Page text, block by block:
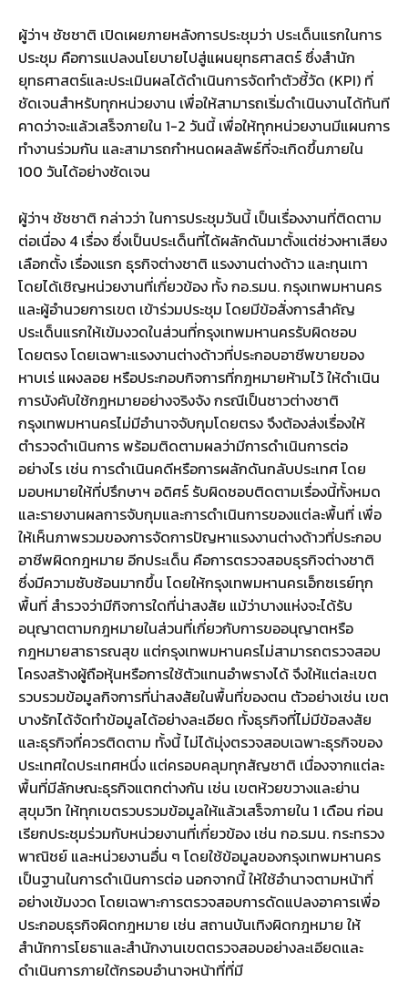
ผู้ว่าฯ ชัชชาติ เปิดเผยภายหลังการประชุมว่า ประเด็นแรกในการ
ประชุม คือการแปลงนโยบายไปสู่แผนยุทธศาสตร์ ซึ่งสำนัก
ยุทธศาสตร์และประเมินผลได้ดำเนินการจัดทำตัวชี้วัด (KPI) ที่
ชัดเจนสำหรับทุกหน่วยงาน เพื่อให้สามารถเริ่มดำเนินงานได้ทันที
คาดว่าจะแล้วเสร็จภายใน 1-2 วันนี้ เพื่อให้ทุกหน่วยงานมีแผนการ
ทำงานร่วมกัน และสามารถกำหนดผลลัพธ์ที่จะเกิดขึ้นภายใน
100 วันได้อย่างชัดเจน
ผู้ว่าฯ ชัชชาติ กล่าวว่า ในการประชุมวันนี้ เป็นเรื่องงานที่ติดตาม
ต่อเนื่อง 4 เรื่อง ซึ่งเป็นประเด็นที่ได้ผลักดันมาตั้งแต่ช่วงหาเสียง
เลือกตั้ง เรื่องแรก ธุรกิจต่างชาติ แรงงานต่างด้าว และทุนเทา
โดยได้เชิญหน่วยงานที่เกี่ยวข้อง ทั้ง กอ.รมน. กรุงเทพมหานคร
และผู้อำนวยการเขต เข้าร่วมประชุม โดยมีข้อสั่งการสำคัญ
ประเด็นแรกให้เข้มงวดในส่วนที่กรุงเทพมหานครรับผิดชอบ
โดยตรง โดยเฉพาะแรงงานต่างด้าวที่ประกอบอาชีพขายของ
หาบเร่ แผงลอย หรือประกอบกิจการที่กฎหมายห้ามไว้ ให้ดำเนิน
การบังคับใช้กฎหมายอย่างจริงจัง กรณีเป็นชาวต่างชาติ
กรุงเทพมหานครไม่มีอำนาจจับกุมโดยตรง จึงต้องส่งเรื่องให้
ตำรวจดำเนินการ พร้อมติดตามผลว่ามีการดำเนินการต่อ
อย่างไร เช่น การดำเนินคดีหรือการผลักดันกลับประเทศ โดย
มอบหมายให้ที่ปรึกษาฯ อดิศร์ รับผิดชอบติดตามเรื่องนี้ทั้งหมด
และรายงานผลการจับกุมและการดำเนินการของแต่ละพื้นที่ เพื่อ
ให้เห็นภาพรวมของการจัดการปัญหาแรงงานต่างด้าวที่ประกอบ
อาชีพผิดกฎหมาย อีกประเด็น คือการตรวจสอบธุรกิจต่างชาติ
ซึ่งมีความซับซ้อนมากขึ้น โดยให้กรุงเทพมหานครเอ็กซเรย์ทุก
พื้นที่ สำรวจว่ามีกิจการใดที่น่าสงสัย แม้ว่าบางแห่งจะได้รับ
อนุญาตตามกฎหมายในส่วนที่เกี่ยวกับการขออนุญาตหรือ
กฎหมายสาธารณสุข แต่กรุงเทพมหานครไม่สามารถตรวจสอบ
โครงสร้างผู้ถือหุ้นหรือการใช้ตัวแทนอำพรางได้ จึงให้แต่ละเขต
รวบรวมข้อมูลกิจการที่น่าสงสัยในพื้นที่ของตน ตัวอย่างเช่น เขต
บางรักได้จัดทำข้อมูลได้อย่างละเอียด ทั้งธุรกิจที่ไม่มีข้อสงสัย
และธุรกิจที่ควรติดตาม ทั้งนี้ ไม่ได้มุ่งตรวจสอบเฉพาะธุรกิจของ
ประเทศใดประเทศหนึ่ง แต่ครอบคลุมทุกสัญชาติ เนื่องจากแต่ละ
พื้นที่มีลักษณะธุรกิจแตกต่างกัน เช่น เขตห้วยขวางและย่าน
สุขุมวิท ให้ทุกเขตรวบรวมข้อมูลให้แล้วเสร็จภายใน 1 เดือน ก่อน
เรียกประชุมร่วมกับหน่วยงานที่เกี่ยวข้อง เช่น กอ.รมน. กระทรวง
พาณิชย์ และหน่วยงานอื่น ๆ โดยใช้ข้อมูลของกรุงเทพมหานคร
เป็นฐานในการดำเนินการต่อ นอกจากนี้ ให้ใช้อำนาจตามหน้าที่
อย่างเข้มงวด โดยเฉพาะการตรวจสอบการดัดแปลงอาคารเพื่อ
ประกอบธุรกิจผิดกฎหมาย เช่น สถานบันเทิงผิดกฎหมาย ให้
สำนักการโยธาและสำนักงานเขตตรวจสอบอย่างละเอียดและ
ดำเนินการภายใต้กรอบอำนาจหน้าที่ที่มี